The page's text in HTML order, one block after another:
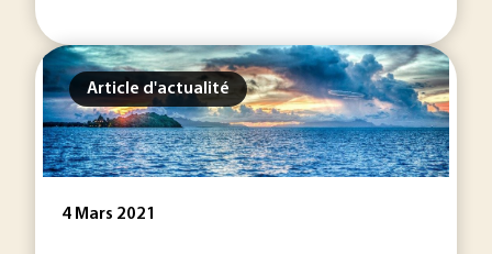
Article d'actualité
4 Mars 2021